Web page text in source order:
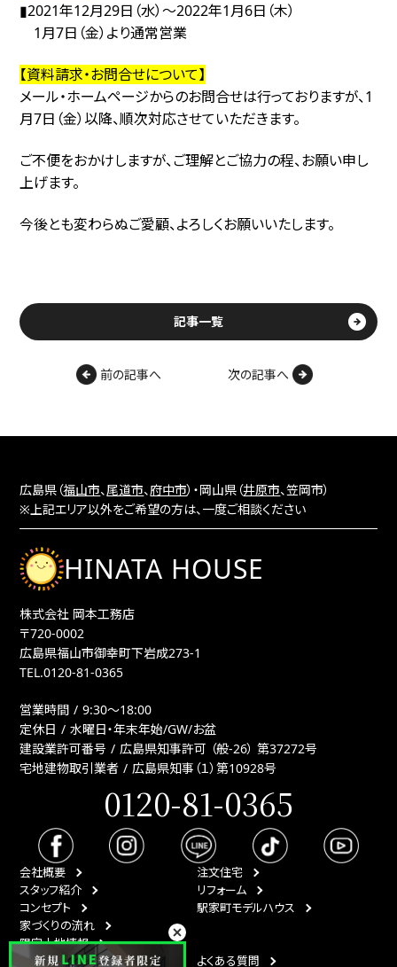
▮2021年12月29日（水）～2022年1月6日（木）
1月7日（金）より通常営業
【資料請求・お問合せについて】
メール・ホームページからのお問合せは行っておりますが、1
月7日（金）以降、順次対応させていただきます。
ご不便をおかけしますが、ご理解とご協力の程、お願い申し
上げます。
今後とも変わらぬご愛顧、よろしくお願いいたします。
記事一覧
前の記事へ 次の記事へ
広島県（福山市、尾道市、府中市）・岡山県（井原市、笠岡市）
※上記エリア以外をご希望の方は、一度ご相談ください
HINATA HOUSE
株式会社 岡本工務店
〒720-0002
広島県福山市御幸町下岩成273-1
TEL.0120-81-0365
営業時間
9:30〜18:00
定休日
水曜日・年末年始/GW/お盆
建設業許可番号
広島県知事許可 （般-26） 第37272号
宅地建物取引業者
広島県知事（１）第10928号
0120-81-0365
会社概要
スタッフ紹介
コンセプト
家づくりの流れ
限定土地情報
注文住宅
リフォーム
駅家町モデルハウス
最新情報 よくある質問